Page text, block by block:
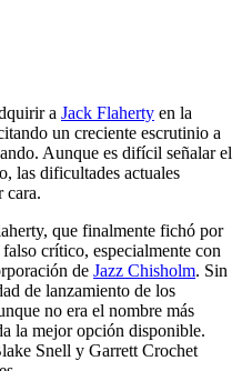
a Jack Flaherty en la
un creciente escrutinio a
Aunque es difícil señalar el
las dificultades actuales
cara.
que finalmente fichó por
crítico, especialmente con
de Jazz Chisholm. Sin
de lanzamiento de los
no era el nombre más
la mejor opción disponible.
Snell y Garrett Crochet